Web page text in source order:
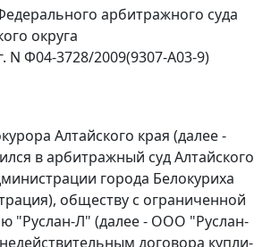
арбитражного суда
округа
N Ф04-3728/2009(9307-А03-9)
Алтайского края (далее -
в арбитражный суд Алтайского
города Белокуриха
обществу с ограниченной
"Руслан-Л" (далее - ООО "Руслан-
договора купли-